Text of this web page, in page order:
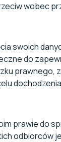
wobec
swoich
do
prawnego,
prawie do
odbiorców